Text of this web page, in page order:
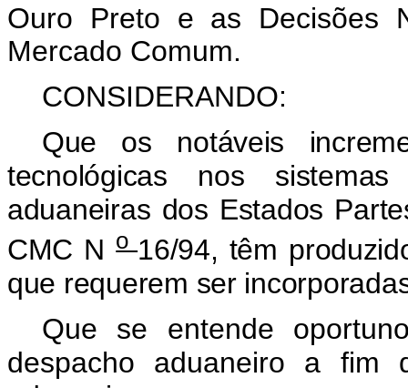
Ouro Preto e as Decisões
Mercado Comum.
CONSIDERANDO:
Que os notáveis
tecnológicas nos
aduaneiras dos Estados
CMC No 16/94, têm
que requerem ser
Que se entende
despacho aduaneiro a fim